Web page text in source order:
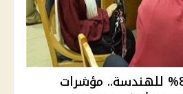
92.8% للطب و87.9% للهندسة.. مؤشرات